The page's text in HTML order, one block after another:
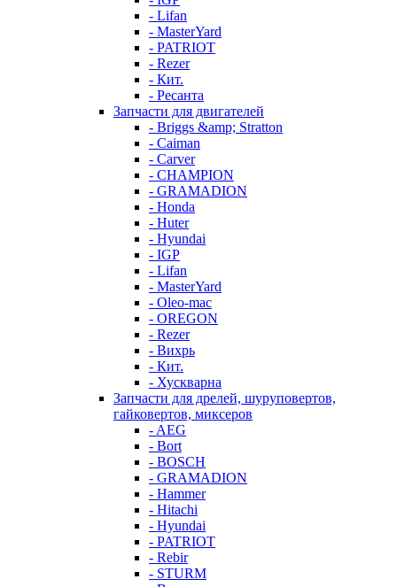
- Lifan
- MasterYard
- PATRIOT
- Rezer
- Кит.
- Ресанта
Запчасти для двигателей
- Briggs &amp; Stratton
- Caiman
- Carver
- CHAMPION
- GRAMADION
- Honda
- Huter
- Hyundai
- IGP
- Lifan
- MasterYard
- Oleo-mac
- OREGON
- Rezer
- Вихрь
- Кит.
- Хускварна
Запчасти для дрелей, шуруповертов,
гайковертов, миксеров
- AEG
- Bort
- BOSCH
- GRAMADION
- Hammer
- Hitachi
- Hyundai
- PATRIOT
- Rebir
- STURM